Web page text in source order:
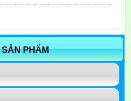
PHẨM